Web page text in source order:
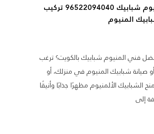
فني المنيوم شبابيك 96522094040 تركيب
المنيوم
فني المنيوم شبابيك بالكويت؟ ترغب
صيانة شبابيك المنيوم في منزلك، أو
الشبابيك الألمنيوم مظهرًا جذابًا وأنيقًا
إلى